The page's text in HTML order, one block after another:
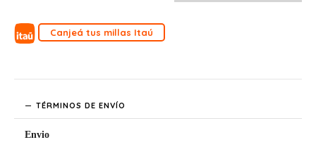
Canjeá tus millas Itaú
TÉRMINOS DE ENVÍO
Envio